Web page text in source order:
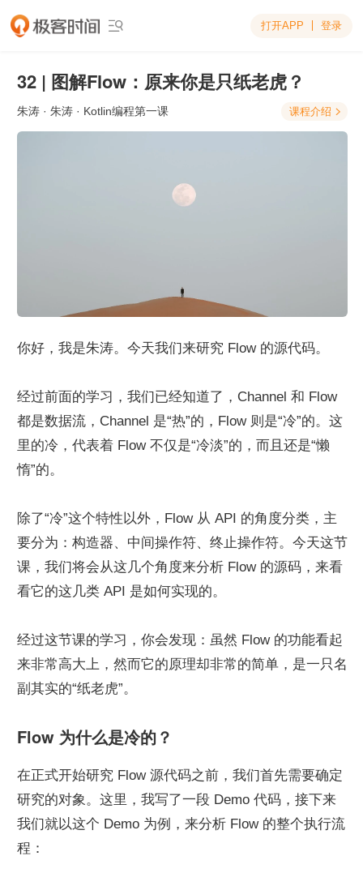
 打开APP 登录
32 | 图解Flow：原来你是只纸老虎？
朱涛 · 朱涛 · Kotlin编程第一课 课程介绍 
你好，我是朱涛。今天我们来研究 Flow 的源代码。
经过前面的学习，我们已经知道了，Channel 和 Flow
都是数据流，Channel 是“热”的，Flow 则是“冷”的。这
里的冷，代表着 Flow 不仅是“冷淡”的，而且还是“懒
惰”的。
除了“冷”这个特性以外，Flow 从 API 的角度分类，主
要分为：构造器、中间操作符、终止操作符。今天这节
课，我们将会从这几个角度来分析 Flow 的源码，来看
看它的这几类 API 是如何实现的。
经过这节课的学习，你会发现：虽然 Flow 的功能看起
来非常高大上，然而它的原理却非常的简单，是一只名
副其实的“纸老虎”。
Flow 为什么是冷的？
在正式开始研究 Flow 源代码之前，我们首先需要确定
研究的对象。这里，我写了一段 Demo 代码，接下来
我们就以这个 Demo 为例，来分析 Flow 的整个执行流
程：